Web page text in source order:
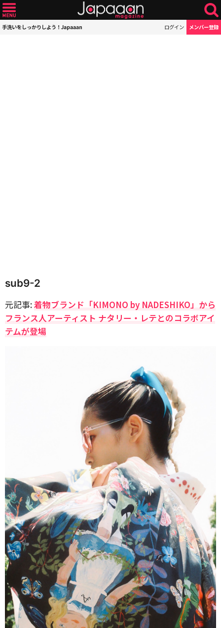
手洗いをしっかりしよう！Japaaan ログイン メンバー登録
sub9-2
元記事:着物ブランド「KIMONO by NADESHIKO」から
フランス人アーティスト ナタリー・レテとのコラボアイ
テムが登場